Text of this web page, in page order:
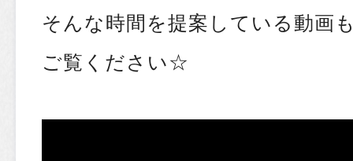
そんな時間を提案している動画
ご覧ください☆